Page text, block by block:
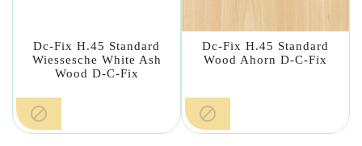
Dc-Fix H.45 Standard
Wiessesche White Ash
Wood D-C-Fix

Dc-Fix H.45 Standard
Wood Ahorn D-C-Fix
